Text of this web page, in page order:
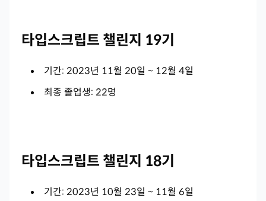
타입스크립트 챌린지 19기
기간: 2023년 11월 20일 ~ 12월 4일
최종 졸업생: 22명
타입스크립트 챌린지 18기
기간: 2023년 10월 23일 ~ 11월 6일